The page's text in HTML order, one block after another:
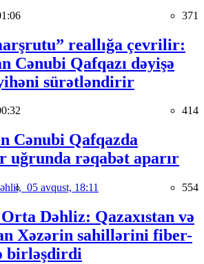
371
reallığa çevrilir:
Cənubi Qafqazı dəyişə
sürətləndirir
414
Cənubi Qafqazda
uğrunda rəqabət aparır
05 avqust, 18:11 554
Dəhliz: Qazaxıstan və
Xəzərin sahillərini fiber-
birləşdirdi